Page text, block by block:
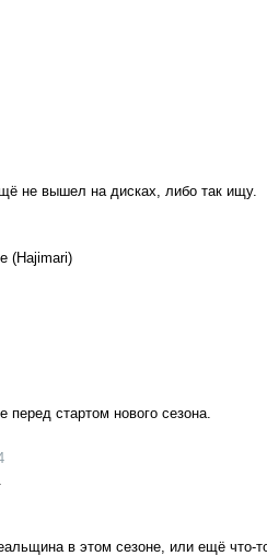
не вышел на дисках, либо так ищу.
(Hajimari)
перед стартом нового сезона.
в этом сезоне, или ещё что-